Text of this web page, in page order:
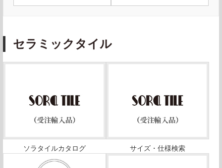
セラミックタイル
ソラタイルカタログ サイズ・仕様検索